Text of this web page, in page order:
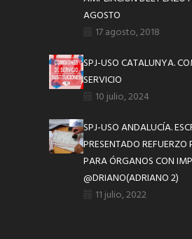
AGOSTO
17 agosto, 2018
SPJ-USO CATALUNYA.
SERVICIO
10 julio, 2024
SPJ-USO ANDALUCÍA.
PRESENTADO REFUERZO
PARA ÓRGANOS CON
@DRIANO(ADRIANO 2)
11 julio, 2022